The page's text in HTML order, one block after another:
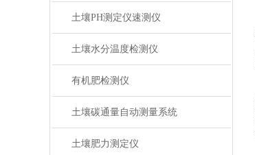
土壤PH测定仪速测仪
土壤水分温度检测仪
有机肥检测仪
土壤碳通量自动测量系统
土壤肥力测定仪